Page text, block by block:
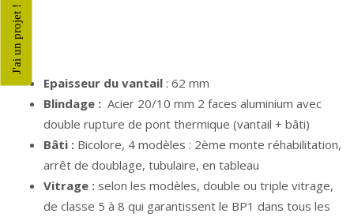
Epaisseur du vantail : 62 mm
Blindage : Acier 20/10 mm 2 faces aluminium avec
double rupture de pont thermique (vantail + bâti)
Bâti : Bicolore, 4 modèles : 2ème monte réhabilitation,
arrêt de doublage, tubulaire, en tableau
Vitrage : selon les modèles, double ou triple vitrage,
de classe 5 à 8 qui garantissent le BP1 dans tous les
J'ai un projet !